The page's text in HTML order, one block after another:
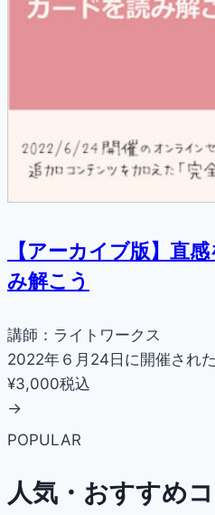
【アーカイブ版】直
み解こう
講師：ライトワークス
2022年６月24日に開催され
¥3,000税込
→
POPULAR
人気・おすすめ